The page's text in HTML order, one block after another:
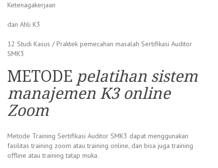
Ketenagakerjaan
dan Ahli K3
12 Studi Kasus / Praktek pemecahan masalah Sertifikasi Auditor
SMK3
METODE pelatihan sistem
manajemen K3 online
Zoom
Metode Training Sertifikasi Auditor SMK3 dapat menggunakan
fasilitas training zoom atau training online, dan bisa juga training
offline atau training tatap muka.